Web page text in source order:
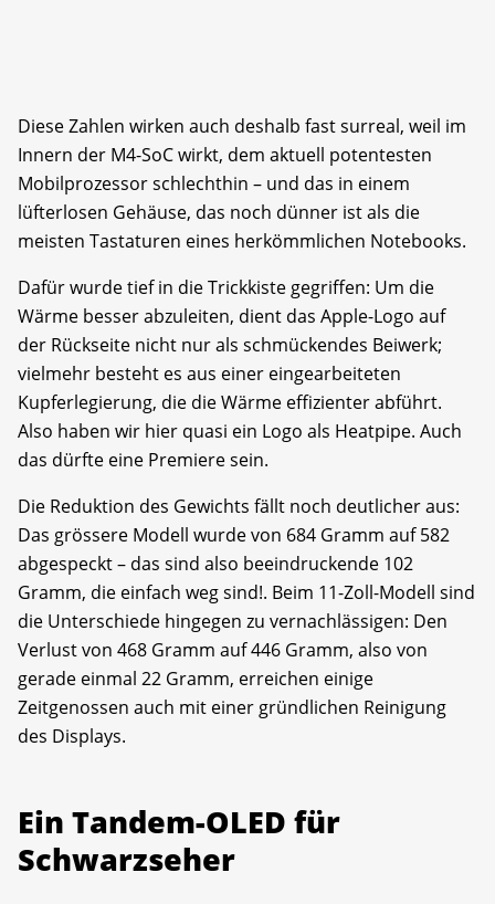
Diese Zahlen wirken auch deshalb fast surreal, weil im
Innern der M4-SoC wirkt, dem aktuell potentesten
Mobilprozessor schlechthin – und das in einem
lüfterlosen Gehäuse, das noch dünner ist als die
meisten Tastaturen eines herkömmlichen Notebooks.
Dafür wurde tief in die Trickkiste gegriffen: Um die
Wärme besser abzuleiten, dient das Apple-Logo auf
der Rückseite nicht nur als schmückendes Beiwerk;
vielmehr besteht es aus einer eingearbeiteten
Kupferlegierung, die die Wärme effizienter abführt.
Also haben wir hier quasi ein Logo als Heatpipe. Auch
das dürfte eine Premiere sein.
Die Reduktion des Gewichts fällt noch deutlicher aus:
Das grössere Modell wurde von 684 Gramm auf 582
abgespeckt – das sind also beeindruckende 102
Gramm, die einfach weg sind!. Beim 11-Zoll-Modell sind
die Unterschiede hingegen zu vernachlässigen: Den
Verlust von 468 Gramm auf 446 Gramm, also von
gerade einmal 22 Gramm, erreichen einige
Zeitgenossen auch mit einer gründlichen Reinigung
des Displays.
Ein Tandem-OLED für
Schwarzseher